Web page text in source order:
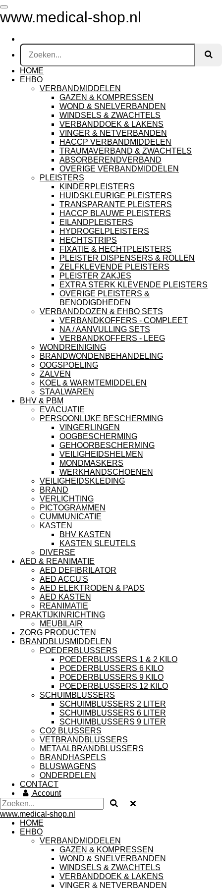
Ga
direct
hoofdinhoud
www.medical-shop.nl
HOME
EHBO
VERBANDMIDDELEN
GAZEN & KOMPRESSEN
WOND & SNELVERBANDEN
WINDSELS & ZWACHTELS
VERBANDDOEK & LAKENS
VINGER & NETVERBANDEN
HACCP VERBANDMIDDELEN
TRAUMAVERBAND & ZWACHTELS
ABSORBERENDVERBAND
OVERIGE VERBANDMIDDELEN
PLEISTERS
KINDERPLEISTERS
HUIDSKLEURIGE PLEISTERS
TRANSPARANTE PLEISTERS
HACCP BLAUWE PLEISTERS
EILANDPLEISTERS
HYDROGELPLEISTERS
HECHTSTRIPS
FIXATIE & HECHTPLEISTERS
PLEISTER DISPENSERS & ROLLEN
ZELFKLEVENDE PLEISTERS
PLEISTER ZAKJES
EXTRA STERK KLEVENDE PLEISTERS
OVERIGE PLEISTERS &
BENODIGDHEDEN
VERBANDDOZEN & EHBO SETS
VERBANDKOFFERS - COMPLEET
NA / AANVULLING SETS
VERBANDKOFFERS - LEEG
WONDREINIGING
BRANDWONDENBEHANDELING
OOGSPOELING
ZALVEN
KOEL & WARMTEMIDDELEN
STAALWAREN
BHV & PBM
EVACUATIE
PERSOONLIJKE BESCHERMING
VINGERLINGEN
OOGBESCHERMING
GEHOORBESCHERMING
VEILIGHEIDSHELMEN
MONDMASKERS
WERKHANDSCHOENEN
VEILIGHEIDSKLEDING
BRAND
VERLICHTING
PICTOGRAMMEN
CUMMUNICATIE
KASTEN
BHV KASTEN
KASTEN SLEUTELS
DIVERSE
AED & REANIMATIE
AED DEFIBRILATOR
AED ACCU'S
AED ELEKTRODEN & PADS
AED KASTEN
REANIMATIE
PRAKTIJKINRICHTING
MEUBILAIR
ZORG PRODUCTEN
BRANDBLUSMIDDELEN
POEDERBLUSSERS
POEDERBLUSSERS 1 & 2 KILO
POEDERBLUSSERS 6 KILO
POEDERBLUSSERS 9 KILO
POEDERBLUSSERS 12 KILO
SCHUIMBLUSSERS
SCHUIMBLUSSERS 2 LITER
SCHUIMBLUSSERS 6 LITER
SCHUIMBLUSSERS 9 LITER
CO2 BLUSSERS
VETBRANDBLUSSERS
METAALBRANDBLUSSERS
BRANDHASPELS
BLUSWAGENS
ONDERDELEN
CONTACT
Account
www.medical-shop.nl
HOME
EHBO
VERBANDMIDDELEN
GAZEN & KOMPRESSEN
WOND & SNELVERBANDEN
WINDSELS & ZWACHTELS
VERBANDDOEK & LAKENS
VINGER & NETVERBANDEN